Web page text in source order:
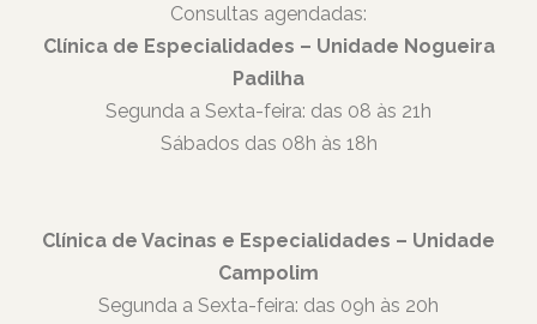
Consultas agendadas:
Clínica de Especialidades – Unidade Nogueira
Padilha
Segunda a Sexta-feira: das 08 às 21h
Sábados das 08h às 18h
Clínica de Vacinas e Especialidades – Unidade
Campolim
Segunda a Sexta-feira: das 09h às 20h